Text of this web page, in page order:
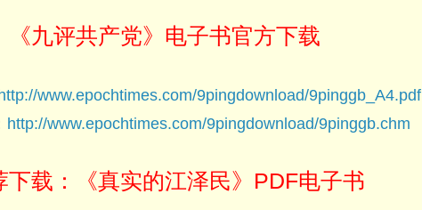
《九评共产党》电子书官方下载
www.epochtimes.com/9pingdownload/9pinggb_A4.pdf
http://www.epochtimes.com/9pingdownload/9pinggb.chm
下载：《真实的江泽民》PDF电子书